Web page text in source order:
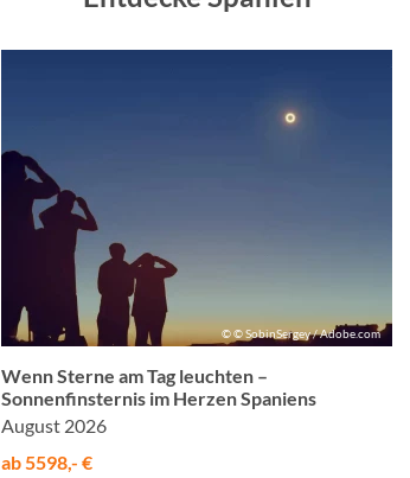
© © SobinSergey / Adobe.com
Wenn Sterne am Tag leuchten –
Sonnenfinsternis im Herzen Spaniens
August 2026
ab 5598,- €